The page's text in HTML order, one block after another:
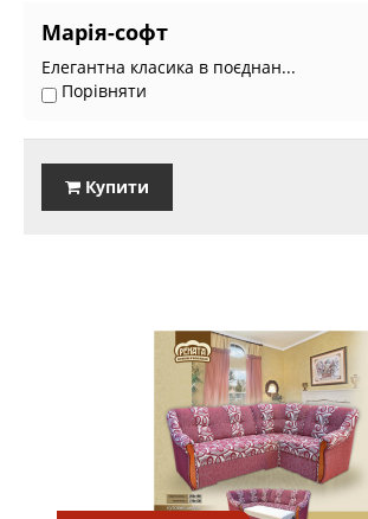
Марія-софт
Елегантна класика в поєднан...
Порівняти
Купити